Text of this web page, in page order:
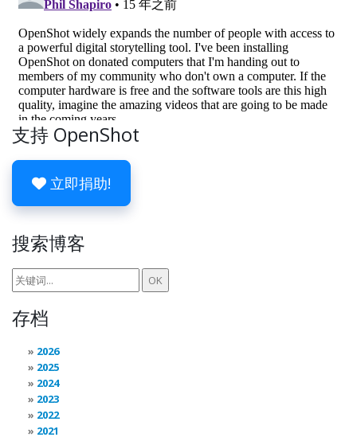
支持 OpenShot
立即捐助!
搜索博客
存档
2026
2025
2024
2023
2022
2021